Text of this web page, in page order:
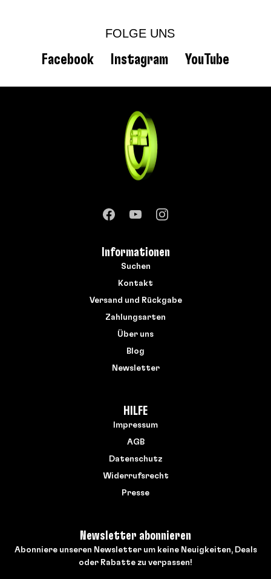
FOLGE UNS
Facebook Instagram YouTube
Informationen
Suchen
Kontakt
Versand und Rückgabe
Zahlungsarten
Über uns
Blog
Newsletter
HILFE
Impressum
AGB
Datenschutz
Widerrufsrecht
Presse
Newsletter abonnieren
Abonniere unseren Newsletter um keine Neuigkeiten, Deals
oder Rabatte zu verpassen!